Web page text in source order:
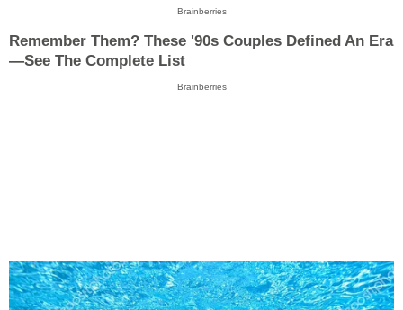
Brainberries
Remember Them? These '90s Couples Defined An Era
—See The Complete List
Brainberries